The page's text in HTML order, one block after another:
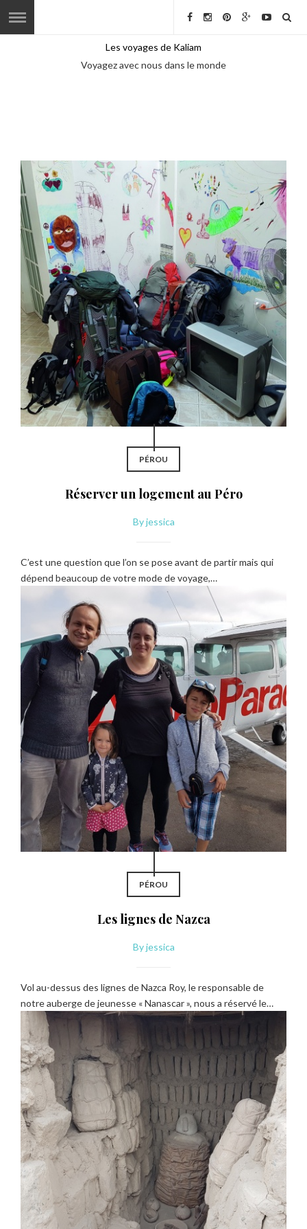
Les voyages de Kaliam
Voyagez avec nous dans le monde
PÉROU
Réserver un logement au Péro
Byjessica
C’est une question que l’on se pose avant de partir mais qui
dépend beaucoup de votre mode de voyage,…
PÉROU
Les lignes de Nazca
Byjessica
Vol au-dessus des lignes de Nazca Roy, le responsable de
notre auberge de jeunesse « Nanascar », nous a réservé le…